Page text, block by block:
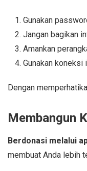
Gunakan
Jangan bagikan
Amankan
Gunakan koneksi
Dengan
Membangun
Berdonasi melalui
membuat Anda lebih